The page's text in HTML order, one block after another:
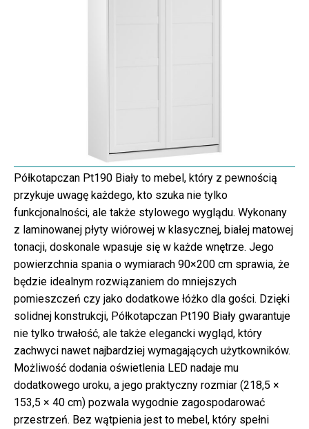
Półkotapczan Pt190 Biały to mebel, który z pewnością
przykuje uwagę każdego, kto szuka nie tylko
funkcjonalności, ale także stylowego wyglądu. Wykonany
z laminowanej płyty wiórowej w klasycznej, białej matowej
tonacji, doskonale wpasuje się w każde wnętrze. Jego
powierzchnia spania o wymiarach 90×200 cm sprawia, że
będzie idealnym rozwiązaniem do mniejszych
pomieszczeń czy jako dodatkowe łóżko dla gości. Dzięki
solidnej konstrukcji, Półkotapczan Pt190 Biały gwarantuje
nie tylko trwałość, ale także elegancki wygląd, który
zachwyci nawet najbardziej wymagających użytkowników.
Możliwość dodania oświetlenia LED nadaje mu
dodatkowego uroku, a jego praktyczny rozmiar (218,5 ×
153,5 × 40 cm) pozwala wygodnie zagospodarować
przestrzeń. Bez wątpienia jest to mebel, który spełni